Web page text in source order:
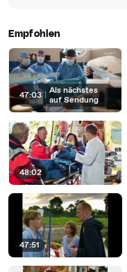
Empfohlen
47:03
Als nächstes
auf Sendung
48:02
47:51